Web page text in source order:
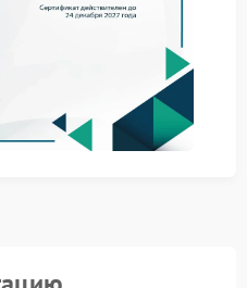
привода;
разъема подключения;
прошивки.
ноута.
разобрать устройство